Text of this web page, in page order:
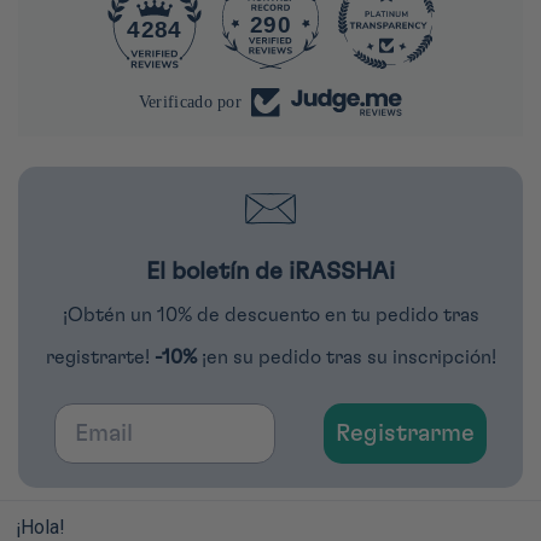
4284 290
Verificado por
El boletín de iRASSHAi
¡Obtén un 10% de descuento en tu pedido tras
registrarte! -10% ¡en su pedido tras su inscripción!
Email
Registrarme
¡Hola!